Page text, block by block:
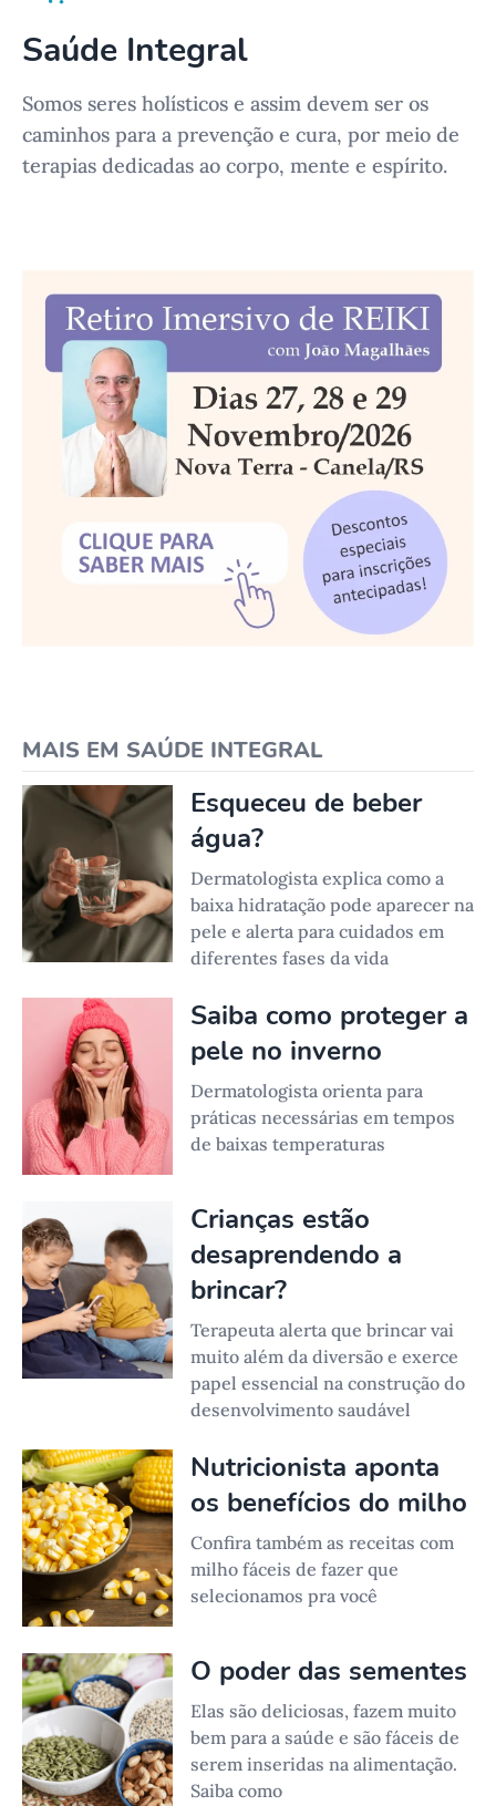
Saúde Integral
Somos seres holísticos e assim devem ser os
caminhos para a prevenção e cura, por meio de
terapias dedicadas ao corpo, mente e espírito.
MAIS EM SAÚDE INTEGRAL
Esqueceu de beber
água?
Dermatologista explica como a
baixa hidratação pode aparecer na
pele e alerta para cuidados em
diferentes fases da vida
Saiba como proteger a
pele no inverno
Dermatologista orienta para
práticas necessárias em tempos
de baixas temperaturas
Crianças estão
desaprendendo a
brincar?
Terapeuta alerta que brincar vai
muito além da diversão e exerce
papel essencial na construção do
desenvolvimento saudável
Nutricionista aponta
os benefícios do milho
Confira também as receitas com
milho fáceis de fazer que
selecionamos pra você
O poder das sementes
Elas são deliciosas, fazem muito
bem para a saúde e são fáceis de
serem inseridas na alimentação.
Saiba como